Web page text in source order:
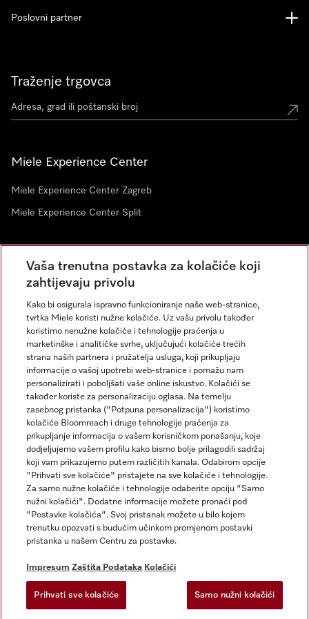
Traženje trgovca
Miele Experience Center
Miele Experience Center Zagreb
Miele Experience Center Split
Newsletter
Poslovni partner
Impresum
Opći uvjeti
Zaštita podataka
Uvjeti Korištenja
Izjava o pristupačnosti
Zakon o digitalnim uslugama
Postavke kolačića
Miele na Instagramu
Miele na Facebooku
Vaša trenutna postavka za kolačiće koji
zahtijevaju privolu
Kako bi osigurala ispravno funkcioniranje naše web-stranice,
tvrtka Miele koristi nužne kolačiće. Uz vašu privolu također
koristimo nenužne kolačiće i tehnologije praćenja u
marketinške i analitičke svrhe, uključujući kolačiće trećih
strana naših partnera i pružatelja usluga, koji prikupljaju
informacije o vašoj upotrebi web-stranice i pomažu nam
personalizirati i poboljšati vaše online iskustvo. Kolačići se
također koriste za personalizaciju oglasa. Na temelju
zasebnog pristanka ("Potpuna personalizacija") koristimo
kolačiće Bloomreach i druge tehnologije praćenja za
prikupljanje informacija o vašem korisničkom ponašanju, koje
dodjeljujemo vašem profilu kako bismo bolje prilagodili sadržaj
koji vam prikazujemo putem različitih kanala. Odabirom opcije
"Prihvati sve kolačiće" pristajete na sve kolačiće i tehnologije.
Za samo nužne kolačiće i tehnologije odaberite opciju "Samo
nužni kolačići". Dodatne informacije možete pronaći pod
"Postavke kolačića". Svoj pristanak možete u bilo kojem
trenutku opozvati s budućim učinkom promjenom postavki
pristanka u našem Centru za postavke.
Impresum Zaštita Podataka Kolačići
Prihvati sve kolačiće Samo nužni kolačići